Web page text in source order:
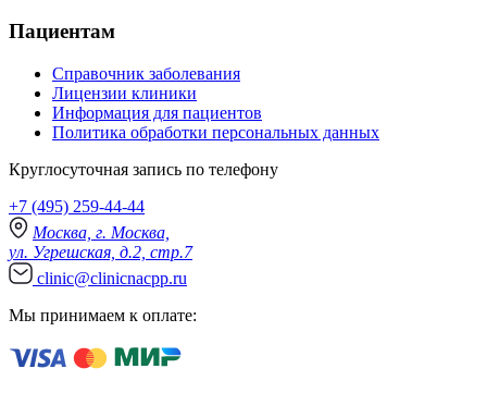
Пациентам
Справочник заболевания
Лицензии клиники
Информация для пациентов
Политика обработки персональных данных
Круглосуточная запись по телефону
+7 (495) 259-44-44
Москва, г. Москва,
ул. Угрешская, д.2, стр.7
clinic@clinicnacpp.ru
Мы принимаем к оплате: